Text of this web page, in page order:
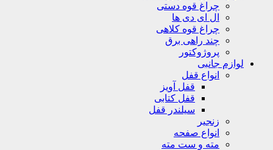
چراغ قوه دستی
ال ای دی ها
چراغ قوه کلاهی
چند راهی برق
پروژوکتور
لوازم جانبی
انواع قفل
قفل آویز
قفل کتابی
سیلندر قفل
زنجیر
انواع صفحه
مته و ست مته